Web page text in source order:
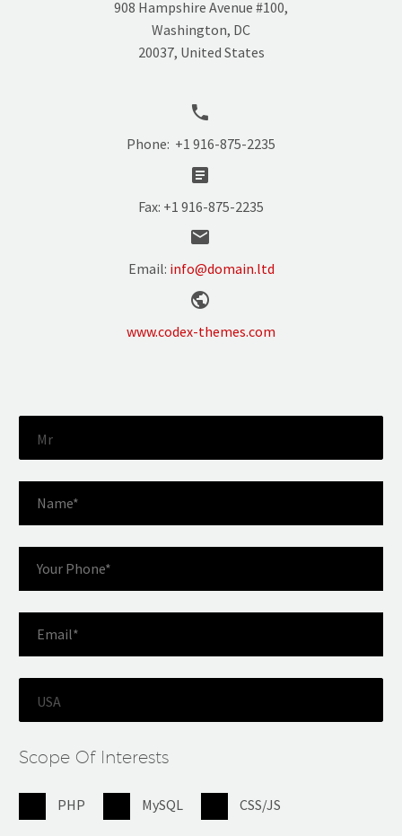
908 Hampshire Avenue #100,
Washington, DC
20037, United States


Phone: +1 916-875-2235


Fax: +1 916-875-2235


Email: info@domain.ltd


www.codex-themes.com
Mr
USA
Scope Of Interests
PHP MySQL CSS/JS